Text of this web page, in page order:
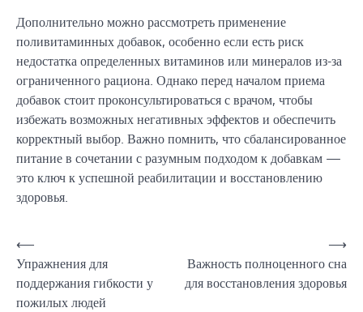
Дополнительно можно рассмотреть применение
поливитаминных добавок, особенно если есть риск
недостатка определенных витаминов или минералов из-за
ограниченного рациона. Однако перед началом приема
добавок стоит проконсультироваться с врачом, чтобы
избежать возможных негативных эффектов и обеспечить
корректный выбор. Важно помнить, что сбалансированное
питание в сочетании с разумным подходом к добавкам —
это ключ к успешной реабилитации и восстановлению
здоровья.
Навигация
по
записям
⟵
Упражнения для
поддержания гибкости у
пожилых людей
Важность полноценного сна
для восстановления здоровья
⟶